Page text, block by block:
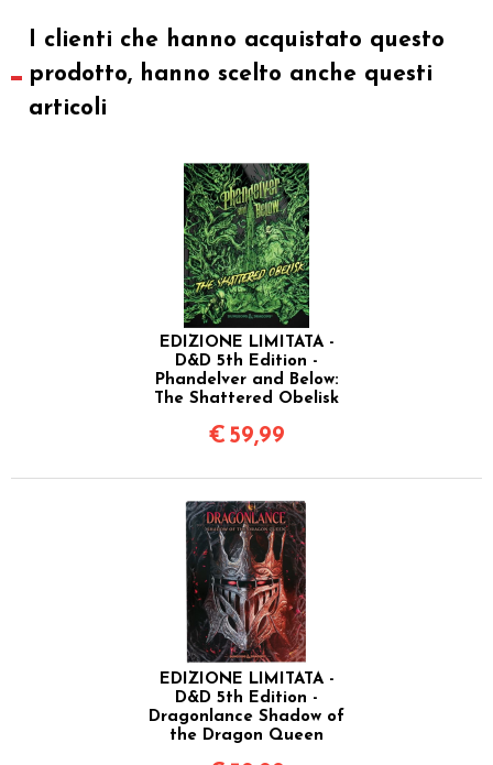
I clienti che hanno acquistato questo
prodotto, hanno scelto anche questi
articoli
EDIZIONE LIMITATA -
D&D 5th Edition -
Phandelver and Below:
The Shattered Obelisk
€ 59,99
EDIZIONE LIMITATA -
D&D 5th Edition -
Dragonlance Shadow of
the Dragon Queen